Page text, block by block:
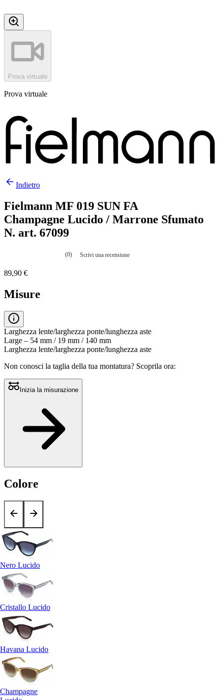
Prova virtuale
Prova virtuale
Indietro
Fielmann MF 019 SUN FA
Champagne Lucido / Marrone Sfumato
N. art. 67099
La
media
è
0.0
su
5.
Leggi
0
recensioni
link
pagina.
(0) Scrivi una recensione
89,90 €
Misure
Larghezza lente/larghezza ponte/lunghezza aste
Large – 54 mm / 19 mm / 140 mm
Larghezza lente/larghezza ponte/lunghezza aste
Non conosci la taglia della tua montatura? Scoprila ora:
Inizia la misurazione
Colore
Nero Lucido
Cristallo Lucido
Havana Lucido
Champagne